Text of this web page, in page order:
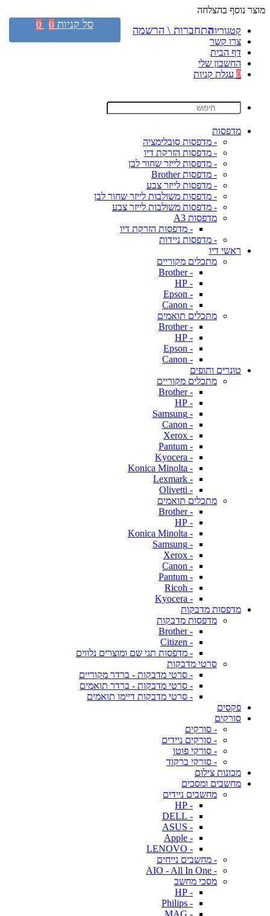
מוצר נוסף בהצלחה
קטגוריות
צרו קשר
דף הבית
החשבון שלי
0 עגלת קניות
מדפסות
- מדפסות סובלימציה
- מדפסות הזרקת דיו
- מדפסות לייזר שחור לבן
- מדפסות Brother
- מדפסות לייזר צבע
- מדפסות משולבות לייזר שחור לבן
- מדפסות משולבות לייזר צבע
מדפסות A3
- מדפסות הזרקת דיו
- מדפסות ניידות
ראשי דיו
מתכלים מקוריים
- Brother
- HP
- Epson
- Canon
מתכלים תואמים
- Brother
- HP
- Epson
- Canon
טונרים ותופים
מתכלים מקוריים
- Brother
- HP
- Samsung
- Canon
- Xerox
- Pantum
- Kyocera
- Konica Minolta
- Lexmark
- Olivetti
מתכלים תואמים
- Brother
- HP
- Konica Minolta
- Samsung
- Xerox
- Canon
- Pantum
- Ricoh
- Kyocera
מדפסות מדבקות
מדפסות מדבקות
- Brother
- Citizen
- מדפסות תגי שם ומוצרים נלווים
סרטי מדבקות
- סרטי מדבקות - ברדר מקוריים
- סרטי מדבקות - ברדר תואמים
- סרטי מדבקות דיימו תואמים
פקסים
סורקים
- סורקים
- סורקים ניידים
- סורקי פוטו
- סורקי ברקוד
מכונות צילום
מחשבים ומסכים
מחשבים ניידים
- HP
- DELL
- ASUS
- Apple
- LENOVO
- מחשבים נייחים
- AIO - All In One
מסכי מחשב
- HP
- Philips
- MAG
התחברות \ הרשמה סל קניות 0
0